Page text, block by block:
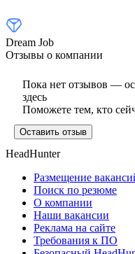
Dream Job
Отзывы о компании
Пока нет отзывов —
здесь
Поможете тем, кто
Оставить отзыв
HeadHunter
Размещение
Поиск по резюме
О компании
Наши вакансии
Реклама на сайте
Требования к ПО